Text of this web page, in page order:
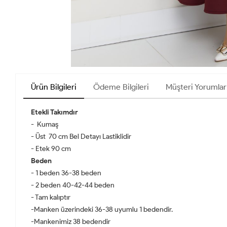
Ürün Bilgileri Ödeme Bilgileri Müşteri
Etekli Takımdır
- Kumaş
- Üst 70 cm Bel Detayı Lastiklidir
- Etek 90 cm
Beden
- 1 beden 36-38 beden
- 2 beden 40-42-44 beden
- Tam kalıptır
-Manken üzerindeki 36-38 uyumlu 1 bedendir.
-Mankenimiz 38 bedendir